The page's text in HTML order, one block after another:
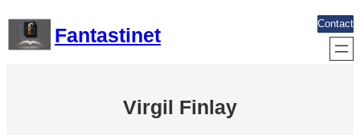
contenu
Fantastinet
Contact
Virgil Finlay